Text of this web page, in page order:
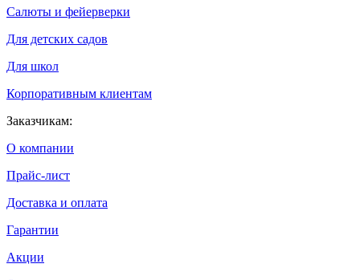
Салюты и фейерверки
Для детских садов
Для школ
Корпоративным клиентам
Заказчикам:
О компании
Прайс-лист
Доставка и оплата
Гарантии
Акции